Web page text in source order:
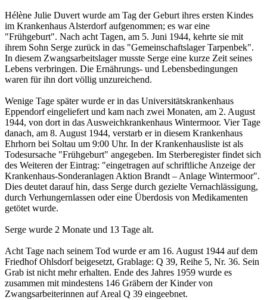
Hélène Julie Duvert wurde am Tag der Geburt ihres ersten Kindes
im Krankenhaus Alsterdorf aufgenommen; es war eine
"Frühgeburt". Nach acht Tagen, am 5. Juni 1944, kehrte sie mit
ihrem Sohn Serge zurück in das "Gemeinschaftslager Tarpenbek".
In diesem Zwangsarbeitslager musste Serge eine kurze Zeit seines
Lebens verbringen. Die Ernährungs- und Lebensbedingungen
waren für ihn dort völlig unzureichend.
Wenige Tage später wurde er in das Universitätskrankenhaus
Eppendorf eingeliefert und kam nach zwei Monaten, am 2. August
1944, von dort in das Ausweichkrankenhaus Wintermoor. Vier Tage
danach, am 8. August 1944, verstarb er in diesem Krankenhaus
Ehrhorn bei Soltau um 9:00 Uhr. In der Krankenhausliste ist als
Todesursache "Frühgeburt" angegeben. Im Sterberegister findet sich
des Weiteren der Eintrag: "eingetragen auf schriftliche Anzeige der
Krankenhaus-Sonderanlagen Aktion Brandt – Anlage Wintermoor".
Dies deutet darauf hin, dass Serge durch gezielte Vernachlässigung,
durch Verhungernlassen oder eine Überdosis von Medikamenten
getötet wurde.
Serge wurde 2 Monate und 13 Tage alt.
Acht Tage nach seinem Tod wurde er am 16. August 1944 auf dem
Friedhof Ohlsdorf beigesetzt, Grablage: Q 39, Reihe 5, Nr. 36. Sein
Grab ist nicht mehr erhalten. Ende des Jahres 1959 wurde es
zusammen mit mindestens 146 Gräbern der Kinder von
Zwangsarbeiterinnen auf Areal Q 39 eingeebnet.